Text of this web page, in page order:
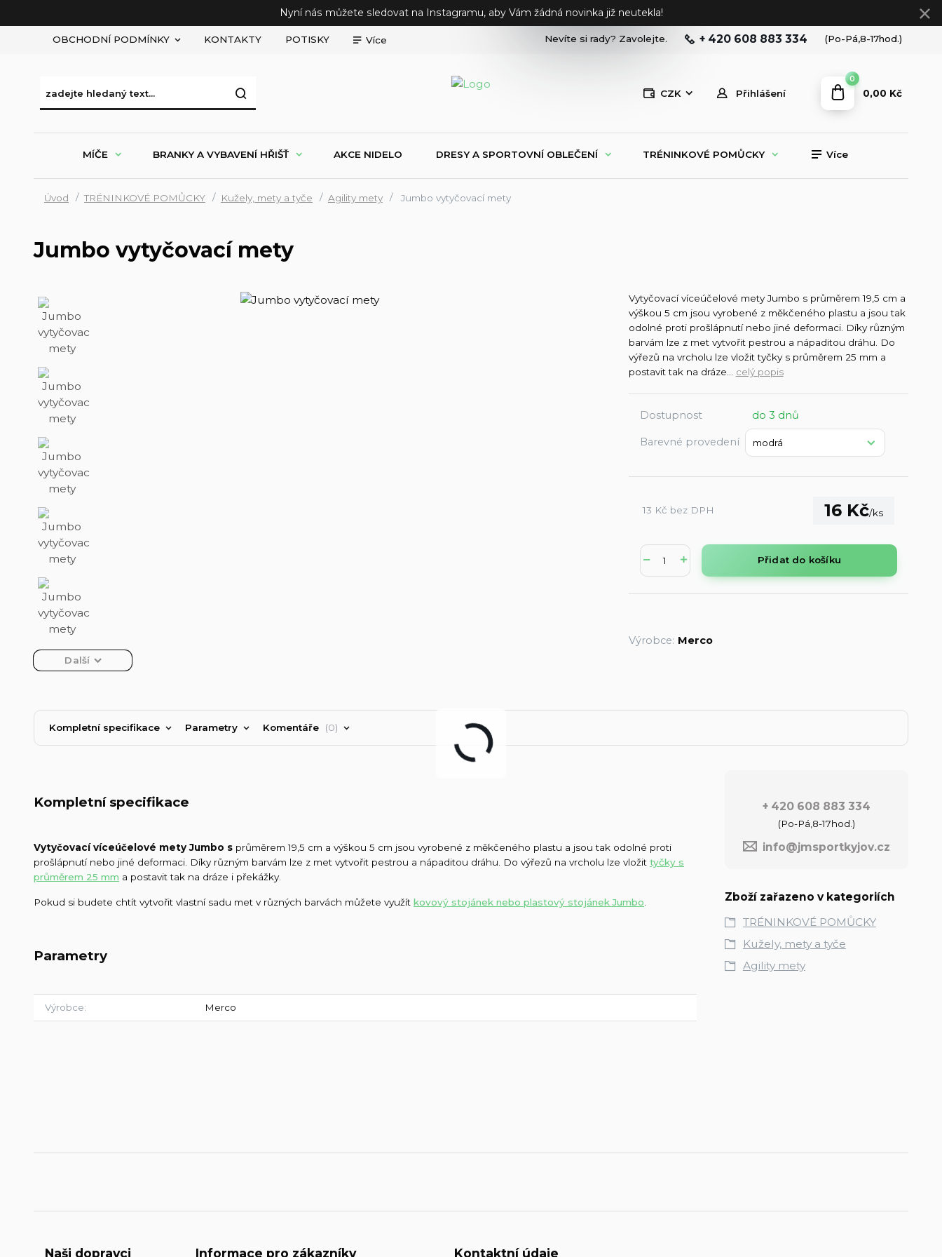
Nyní nás můžete sledovat na Instagramu, aby Vám žádná novinka již neutekla!
OBCHODNÍ PODMÍNKY KONTAKTY POTISKY Více
CZK Přihlášení
Nevíte si rady? Zavolejte. + 420 608 883 334 (Po-Pá,8-17hod.)
0
0,00 Kč
MÍČE BRANKY A VYBAVENÍ HŘIŠŤ AKCE NIDELO DRESY A SPORTOVNÍ OBLEČENÍ TRÉNINKOVÉ POMŮCKY Více
Úvod TRÉNINKOVÉ POMŮCKY Kužely, mety a tyče Agility mety Jumbo vytyčovací mety
Jumbo vytyčovací mety
Další
Vytyčovací víceúčelové mety Jumbo s průměrem 19,5 cm a
výškou 5 cm jsou vyrobené z měkčeného plastu a jsou tak
odolné proti prošlápnutí nebo jiné deformaci. Díky různým
barvám lze z met vytvořit pestrou a nápaditou dráhu. Do
výřezů na vrcholu lze vložit tyčky s průměrem 25 mm a
postavit tak na dráze... celý popis
Dostupnost do 3 dnů
Barevné provedení
16 Kč/ks
13 Kč bez DPH
Přidat do košíku
Výrobce: Merco
Kompletní specifikace Parametry Komentáře 0
Kompletní specifikace
Vytyčovacívíceúčelové mety Jumbo s průměrem 19,5 cm a výškou 5 cm jsou vyrobené z měkčeného plastu a jsou tak odolné proti
prošlápnutí nebo jiné deformaci. Díky různým barvám lze z met vytvořit pestrou a nápaditou dráhu. Do výřezů na vrcholu lze vložit tyčky s
průměrem 25 mm a postavit tak na dráze i překážky.
Pokud si budete chtít vytvořit vlastní sadu met v různých barvách můžete využít kovový stojánek nebo plastový stojánek Jumbo.
Parametry
Výrobce Merco
+ 420 608 883 334
(Po-Pá,8-17hod.)
info@jmsportkyjov.cz
Zboží zařazeno v kategoriích
TRÉNINKOVÉ POMŮCKY
Kužely, mety a tyče
Agility mety
Naši dopravci Informace pro zákazníky Kontaktní údaje